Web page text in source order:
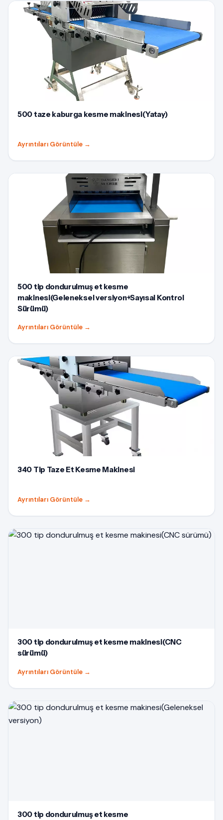
500 taze kaburga kesme makinesi(Yatay)
Ayrıntıları Görüntüle →
500 tip dondurulmuş et kesme
makinesi(Geleneksel versiyon+Sayısal Kontrol
Sürümü)
Ayrıntıları Görüntüle →
340 Tip Taze Et Kesme Makinesi
Ayrıntıları Görüntüle →
300 tip dondurulmuş et kesme makinesi(CNC
sürümü)
Ayrıntıları Görüntüle →
300 tip dondurulmuş et kesme